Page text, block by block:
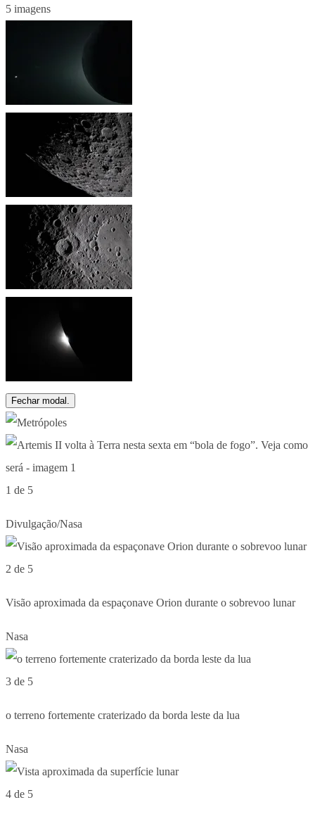
5 imagens
Fechar modal.
1 de 5
Divulgação/Nasa
2 de 5
Visão aproximada da espaçonave Orion durante o sobrevoo lunar
Nasa
3 de 5
o terreno fortemente craterizado da borda leste da lua
Nasa
4 de 5